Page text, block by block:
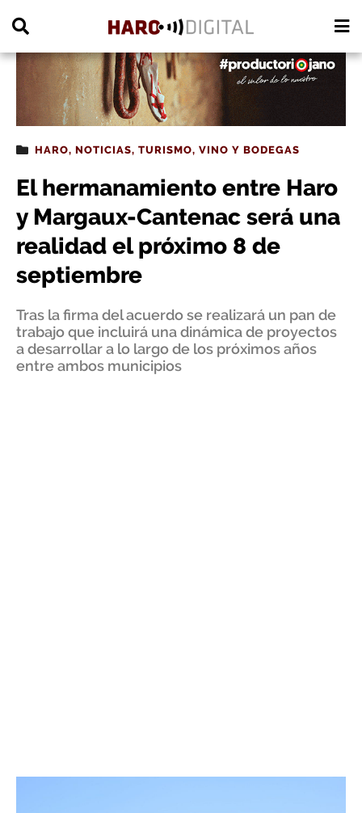
HARO, NOTICIAS, TURISMO, VINO Y BODEGAS
El hermanamiento entre Haro
y Margaux-Cantenac será una
realidad el próximo 8 de
septiembre
Tras la firma del acuerdo se realizará un pan de
trabajo que incluirá una dinámica de proyectos
a desarrollar a lo largo de los próximos años
entre ambos municipios